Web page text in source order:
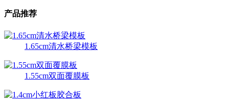
产品推荐
1.65cm清水桥梁模板
1.55cm双面覆膜板